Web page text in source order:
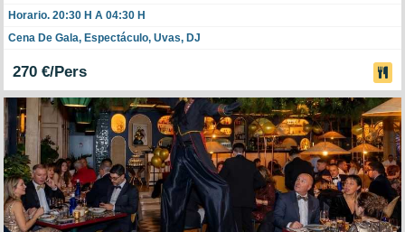
Horario. 20:30 H A 04:30 H
Cena De Gala, Espectáculo, Uvas, DJ
270 €/Pers